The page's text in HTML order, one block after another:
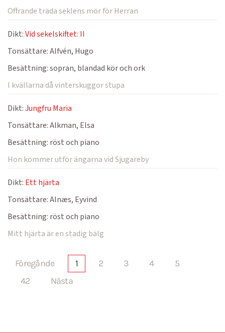
Offrande träda seklens mör för Herran
Dikt:Vid sekelskiftet: II
Tonsättare:Alfvén, Hugo
Besättning:sopran, blandad kör och ork
I kvällarna då vinterskuggor stupa
Dikt:Jungfru Maria
Tonsättare:Alkman, Elsa
Besättning: röst och piano
Hon kommer utför ängarna vid Sjugareby
Dikt: Ett hjärta
Tonsättare:Alnæs, Eyvind
Besättning: röst och piano
Mitt hjärta är en stadig bälg
Föregånde 1 2 3 4
5
42
Nästa